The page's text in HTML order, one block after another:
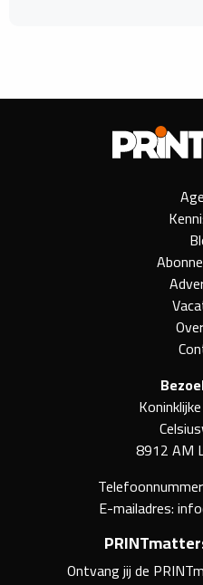
8912 AM
E-mailadres:
Ontvang jij de